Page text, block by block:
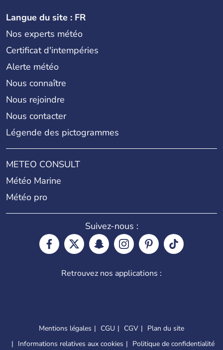
Langue du site : FR
Nos experts météo
Certificat d'intempéries
Alerte météo
Nous connaître
Nous rejoindre
Nous contacter
Légende des pictogrammes
METEO CONSULT
Météo Marine
Météo pro
Suivez-nous :
Retrouvez nos applications :
Mentions légales CGU CGV
Plan du site
Informations relatives aux cookies
Politique de confidentialité